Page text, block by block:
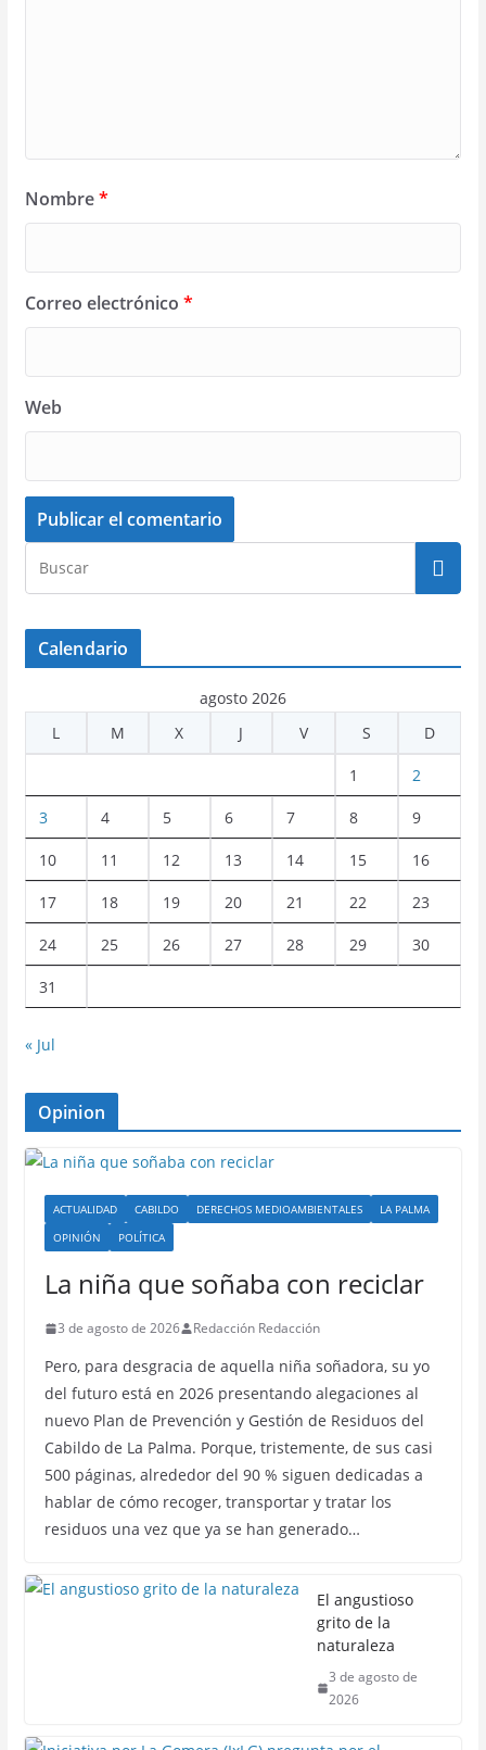
Nombre*
Correo electrónico *
Web
Calendario
agosto 2026
L
M X J V S D
1 2
3 4 5 6 7 8 9
10 11 12 13 14 15 16
17 18 19 20 21 22 23
24 25 26 27 28 29 30
31
« Jul
Opinion
ACTUALIDAD CABILDO DERECHOS MEDIOAMBIENTALES
LA PALMA
OPINIÓN
POLÍTICA
La niña que soñaba con reciclar
3 de agosto de 2026 Redacción Redacción
Pero, para desgracia de aquella niña soñadora, su yo
del futuro está en 2026 presentando alegaciones al
nuevo Plan de Prevención y Gestión de Residuos del
Cabildo de La Palma. Porque, tristemente, de sus casi
500 páginas, alrededor del 90 % siguen dedicadas a
hablar de cómo recoger, transportar y tratar los
residuos una vez que ya se han generado…
El angustioso
grito de la
naturaleza
3 de agosto de
2026